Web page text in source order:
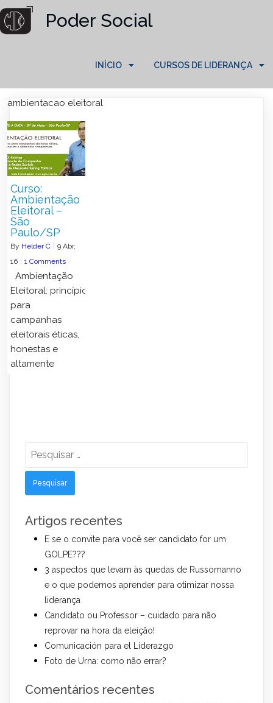
Poder Social
INÍCIO CURSOS DE LIDERANÇA
ambientacao eleitoral
Curso:
Ambientação
Eleitoral –
São
Paulo/SP
By Helder C | 9 Abr,
16 | 1 Comments
Ambientação
Eleitoral: princípios
para
campanhas
eleitorais éticas,
honestas e
altamente
por:
Artigos recentes
E se o convite para você ser candidato for um
GOLPE???
3 aspectos que levam às quedas de Russomanno
e o que podemos aprender para otimizar nossa
liderança
Candidato ou Professor – cuidado para não
reprovar na hora da eleição!
Comunicación para el Liderazgo
Foto de Urna: como não errar?
Comentários recentes